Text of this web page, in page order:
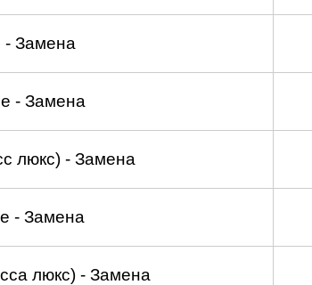
- Замена
- Замена
люкс) - Замена
- Замена
люкс) - Замена